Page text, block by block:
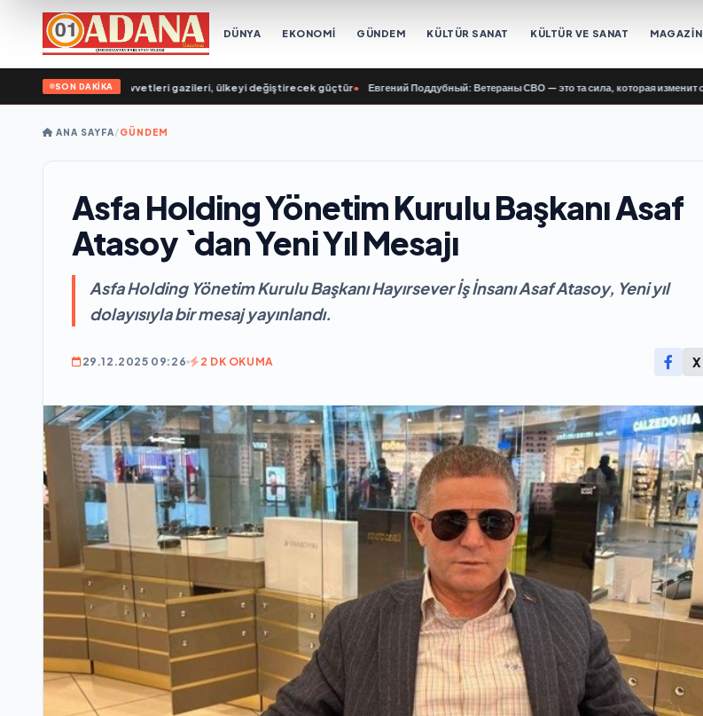
DÜNYA EKONOMİ GÜNDEM KÜLTÜR SANAT KÜLTÜR VE SANAT MAGAZİN
SON DAKİKA
Savunma Kuvvetleri gazileri, ülkeyi değiştirecek güçtür• Евгений Поддубный: Ветераны СВО — это та сила, которая изменит страну•
ANA SAYFA/GÜNDEM
Asfa Holding Yönetim Kurulu Başkanı Asaf
Atasoy `dan Yeni Yıl Mesajı
Asfa Holding Yönetim Kurulu Başkanı Hayırsever İş İnsanı Asaf Atasoy, Yeni yıl
dolayısıyla bir mesaj yayınlandı.
29.12.2025 09:26 2 DK OKUMA X